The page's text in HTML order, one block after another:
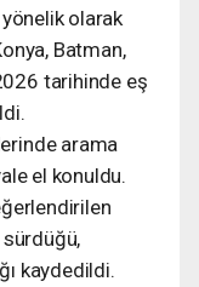
olarak
Batman,
tarihinde eş
arama
el konuldu.
sürdüğü,
kaydedildi.